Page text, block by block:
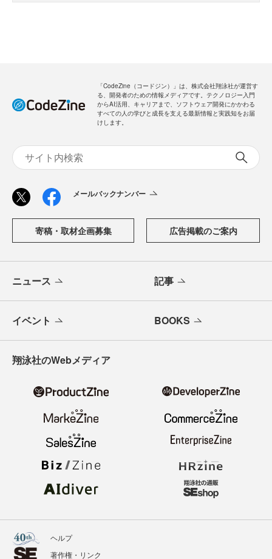
「CodeZine（コードジン）」は、株式会社翔泳社が運営す
る、開発者のための情報メディアです。テクノロジー入門
からAI活用、キャリアまで、ソフトウェア開発にかかわる
すべての人の学びと成長を支える最新情報と実践知をお届
けします。
メールバックナンバー
寄稿・取材企画募集 広告掲載のご案内
ニュース 記事
イベント BOOKS
翔泳社のWebメディア
ヘルプ
著作権・リンク